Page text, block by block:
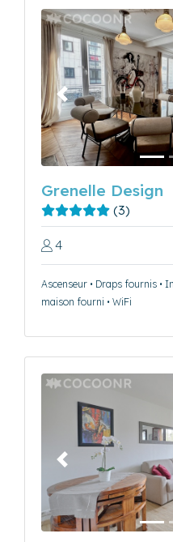
Précédent
Grenelle Design
(3)
4
Ascenseur • Draps fournis •
maison fourni • WiFi
Précédent